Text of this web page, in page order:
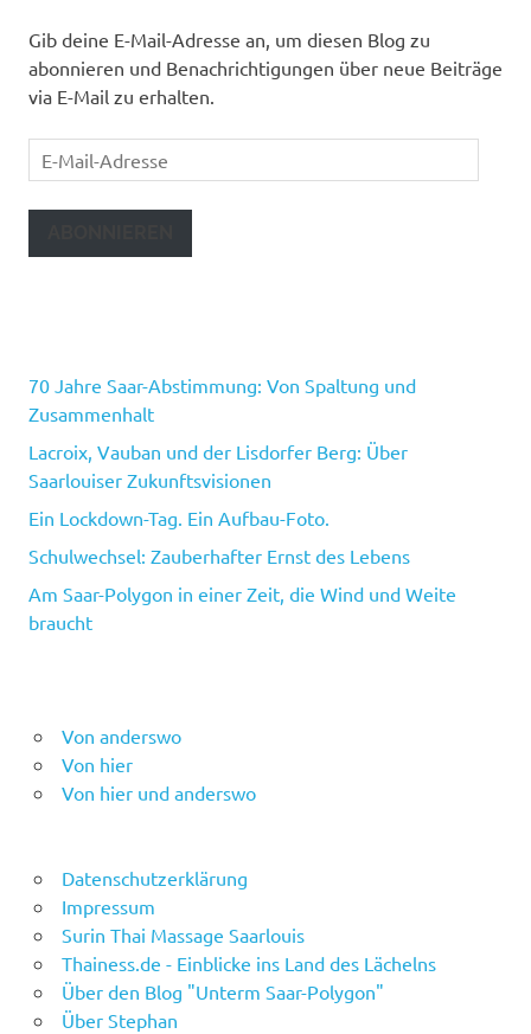
Gib deine E-Mail-Adresse an, um diesen Blog zu
abonnieren und Benachrichtigungen über neue Beiträge
via E-Mail zu erhalten.
E-
Mail-
Adresse
70 Jahre Saar-Abstimmung: Von Spaltung und
Zusammenhalt
Lacroix, Vauban und der Lisdorfer Berg: Über
Saarlouiser Zukunftsvisionen
Ein Lockdown-Tag. Ein Aufbau-Foto.
Schulwechsel: Zauberhafter Ernst des Lebens
Am Saar-Polygon in einer Zeit, die Wind und Weite
braucht
Von anderswo
Von hier
Von hier und anderswo
Datenschutzerklärung
Impressum
Surin Thai Massage Saarlouis
Thainess.de - Einblicke ins Land des Lächelns
Über den Blog "Unterm Saar-Polygon"
Über Stephan